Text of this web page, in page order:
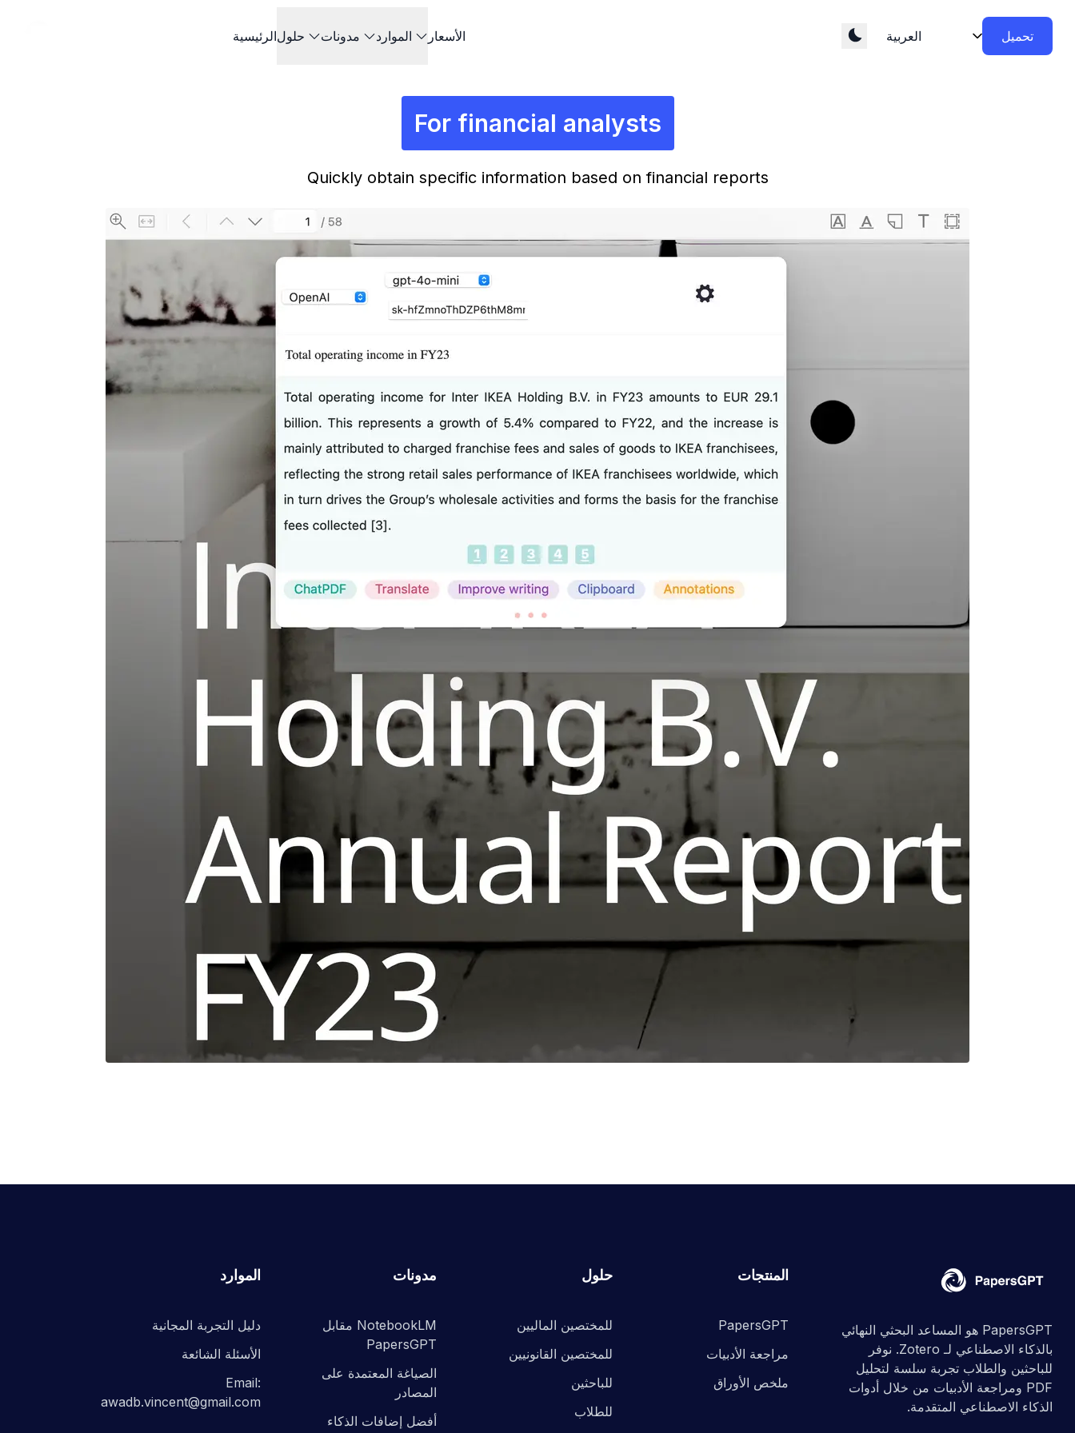
الرئيسيةحلول مدونات الموارد الأسعار تحميل
For financial analysts
Quickly obtain specific information based on financial reports
PapersGPT هو المساعد البحثي النهائي
بالذكاء الاصطناعي لـ Zotero. نوفر
للباحثين والطلاب تجربة سلسة لتحليل
PDF ومراجعة الأدبيات من خلال أدوات
الذكاء الاصطناعي المتقدمة.
المنتجات
PapersGPT
مراجعة الأدبيات
ملخص الأوراق
حلول
للمختصين الماليين
للمختصين القانونيين
للباحثين
للطلاب
مدونات
NotebookLM مقابل
PapersGPT
الصياغة المعتمدة على
المصادر
أفضل إضافات الذكاء
الموارد
دليل التجربة المجانية
الأسئلة الشائعة
Email:
awadb.vincent@gmail.com